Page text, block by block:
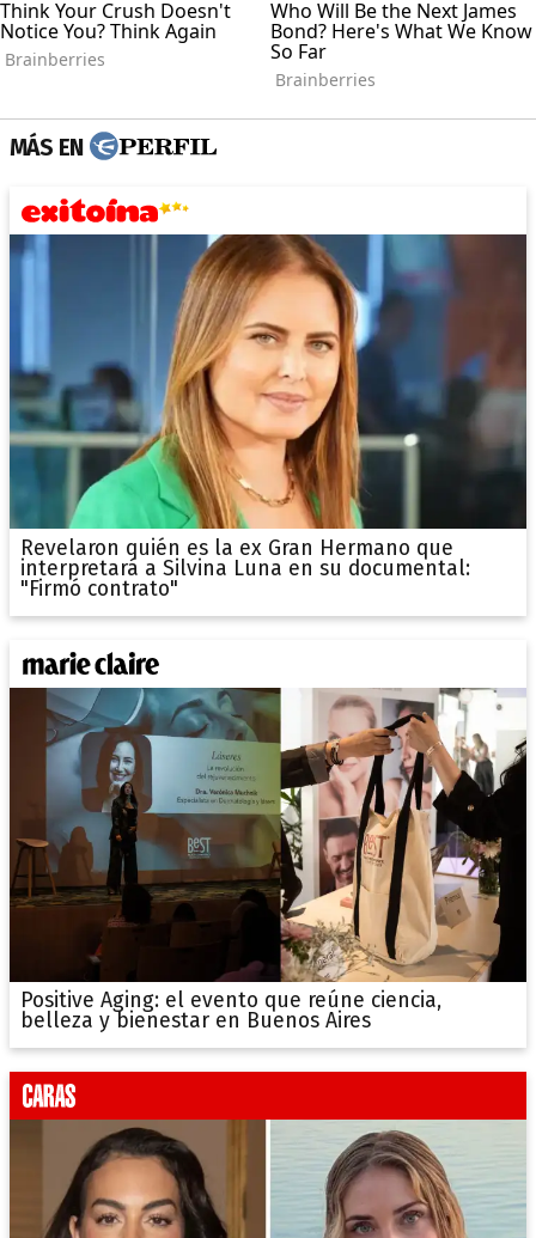
MÁS EN
Revelaron quién es la ex Gran Hermano que
interpretará a Silvina Luna en su documental:
"Firmó contrato"
Positive Aging: el evento que reúne ciencia,
belleza y bienestar en Buenos Aires